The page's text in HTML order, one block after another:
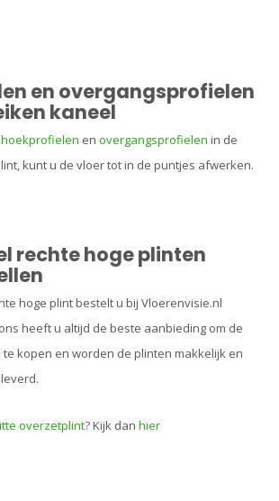
en overgangsprofielen
kaneel
hoekprofielen en overgangsprofielen in de
kunt u de vloer tot in de puntjes afwerken.
rechte hoge plinten
hoge plint bestelt u bij Vloerenvisie.nl
heeft u altijd de beste aanbieding om de
kopen en worden de plinten makkelijk en
overzetplint? Kijk dan hier